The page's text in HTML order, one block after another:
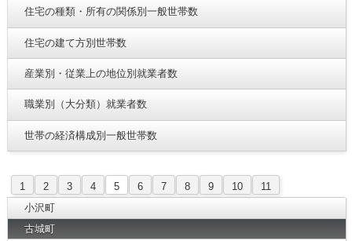
住宅の種類・所有の関係別一般世帯数
住宅の建て方別世帯数
産業別・従業上の地位別就業者数
職業別（大分類）就業者数
世帯の経済構成別一般世帯数
1 2 3 4 5 6 7 8 9 10
11
小沢町
古城町